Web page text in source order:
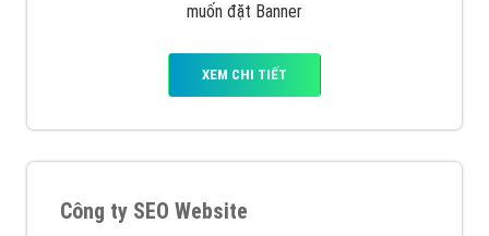
muốn đặt Banner
XEM CHI TIẾT
Công ty SEO Website